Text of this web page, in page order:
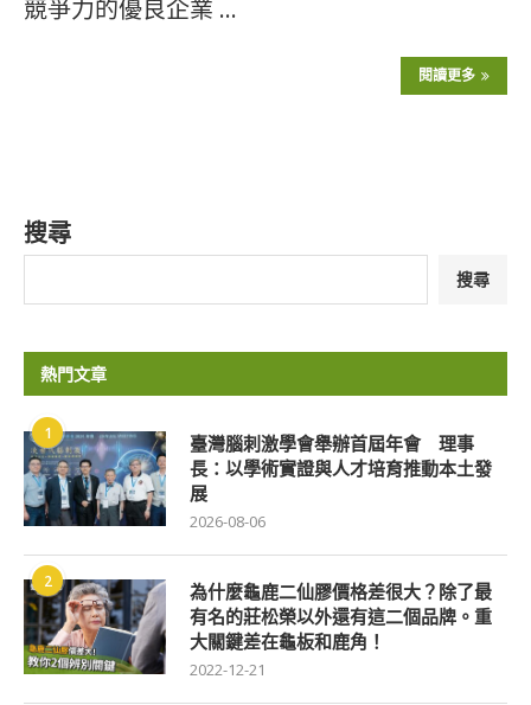
競爭力的優良企業 …
閱讀更多
搜尋
搜尋
熱門文章
1
臺灣腦刺激學會舉辦首屆年會 理事
長：以學術實證與人才培育推動本土發
展
2026-08-06
2
為什麼龜鹿二仙膠價格差很大？除了最
有名的莊松榮以外還有這二個品牌。重
大關鍵差在龜板和鹿角！
2022-12-21